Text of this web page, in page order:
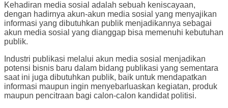
Kehadiran media sosial adalah sebuah keniscayaan,
dengan hadirnya akun-akun media sosial yang menyajikan
informasi yang dibutuhkan publik menjadikannya sebagai
akun media sosial yang dianggap bisa memenuhi kebutuhan
publik.
Industri publikasi melalui akun media sosial menjadikan
potensi bisnis baru dalam bidang publikasi yang sementara
saat ini juga dibutuhkan publik, baik untuk mendapatkan
informasi maupun ingin menyebarluaskan kegiatan, produk
maupun pencitraan bagi calon-calon kandidat politisi.